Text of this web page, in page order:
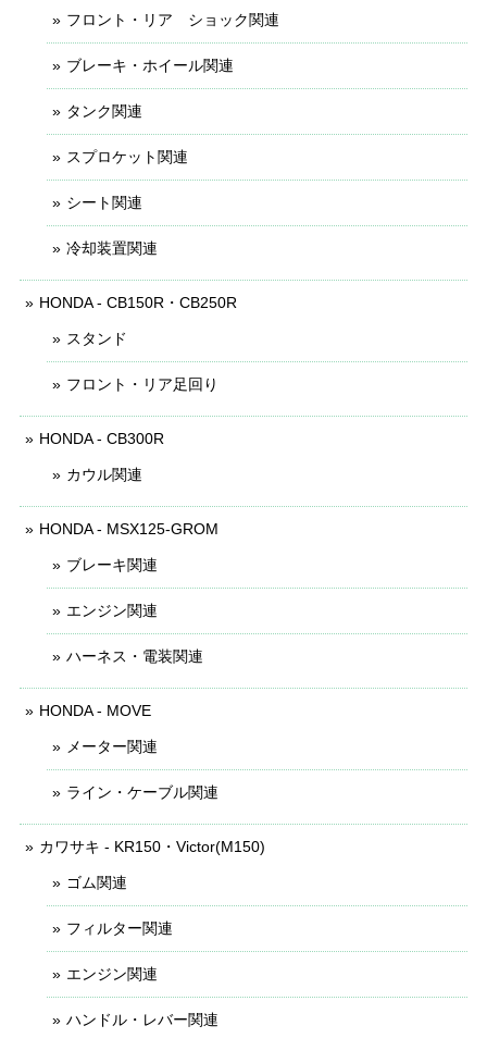
フロント・リア ショック関連
ブレーキ・ホイール関連
タンク関連
スプロケット関連
シート関連
冷却装置関連
HONDA - CB150R・CB250R
スタンド
フロント・リア足回り
HONDA - CB300R
カウル関連
HONDA - MSX125-GROM
ブレーキ関連
エンジン関連
ハーネス・電装関連
HONDA - MOVE
メーター関連
ライン・ケーブル関連
カワサキ - KR150・Victor(M150)
ゴム関連
フィルター関連
エンジン関連
ハンドル・レバー関連